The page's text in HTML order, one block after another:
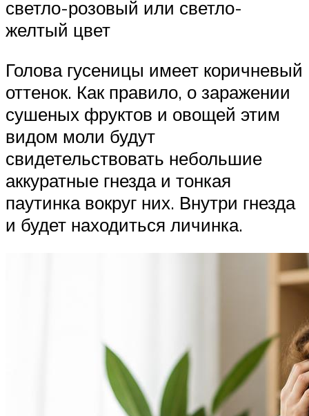
светло-розовый или светло-
желтый цвет
Голова гусеницы имеет коричневый
оттенок. Как правило, о заражении
сушеных фруктов и овощей этим
видом моли будут
свидетельствовать небольшие
аккуратные гнезда и тонкая
паутинка вокруг них. Внутри гнезда
и будет находиться личинка.